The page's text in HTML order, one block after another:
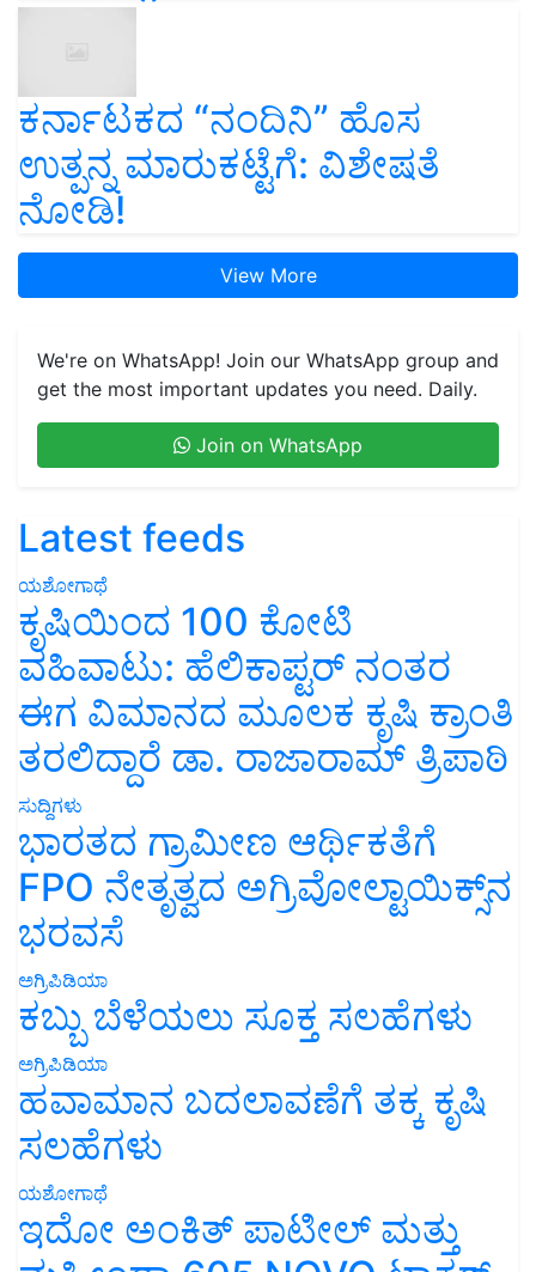
ಕರ್ನಾಟಕದ “ನಂದಿನಿ” ಹೊಸ
ಉತ್ಪನ್ನ ಮಾರುಕಟ್ಟೆಗೆ: ವಿಶೇಷತೆ
ನೋಡಿ!
View More
We're on WhatsApp! Join our WhatsApp group and
get the most important updates you need. Daily.
Join on WhatsApp
Latest feeds
ಯಶೋಗಾಥೆ
ಕೃಷಿಯಿಂದ 100 ಕೋಟಿ
ವಹಿವಾಟು: ಹೆಲಿಕಾಪ್ಟರ್ ನಂತರ
ಈಗ ವಿಮಾನದ ಮೂಲಕ ಕೃಷಿ ಕ್ರಾಂತಿ
ತರಲಿದ್ದಾರೆ ಡಾ. ರಾಜಾರಾಮ್ ತ್ರಿಪಾಠಿ
ಸುದ್ದಿಗಳು
ಭಾರತದ ಗ್ರಾಮೀಣ ಆರ್ಥಿಕತೆಗೆ
FPO ನೇತೃತ್ವದ ಅಗ್ರಿವೋಲ್ಟಾಯಿಕ್ಸ್‌ನ
ಭರವಸೆ
ಅಗ್ರಿಪಿಡಿಯಾ
ಕಬ್ಬು ಬೆಳೆಯಲು ಸೂಕ್ತ ಸಲಹೆಗಳು
ಅಗ್ರಿಪಿಡಿಯಾ
ಹವಾಮಾನ ಬದಲಾವಣೆಗೆ ತಕ್ಕ ಕೃಷಿ
ಸಲಹೆಗಳು
ಯಶೋಗಾಥೆ
ಇದೋ ಅಂಕಿತ್ ಪಾಟೀಲ್ ಮತ್ತು